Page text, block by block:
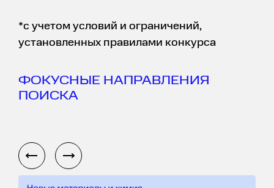
*с учетом условий и ограничений,
установленных правилами конкурса
ФОКУСНЫЕ НАПРАВЛЕНИЯ
ПОИСКА